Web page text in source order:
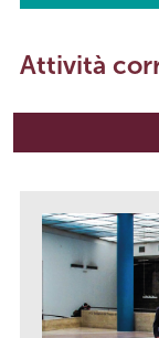
Attività